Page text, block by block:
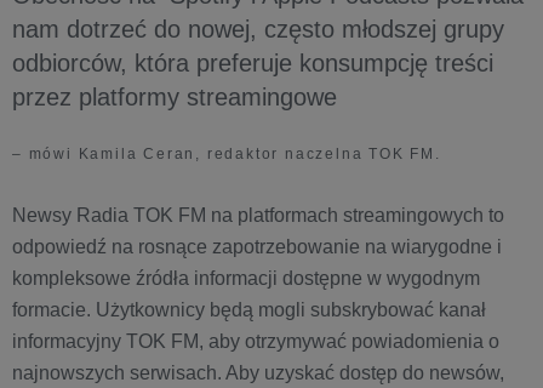
nam dotrzeć do nowej, często młodszej grupy
odbiorców, która preferuje konsumpcję treści
przez platformy streamingowe
– mówi Kamila Ceran, redaktor naczelna TOK FM.
Newsy Radia TOK FM na platformach streamingowych to
odpowiedź na rosnące zapotrzebowanie na wiarygodne i
kompleksowe źródła informacji dostępne w wygodnym
formacie. Użytkownicy będą mogli subskrybować kanał
informacyjny TOK FM, aby otrzymywać powiadomienia o
najnowszych serwisach. Aby uzyskać dostęp do newsów,